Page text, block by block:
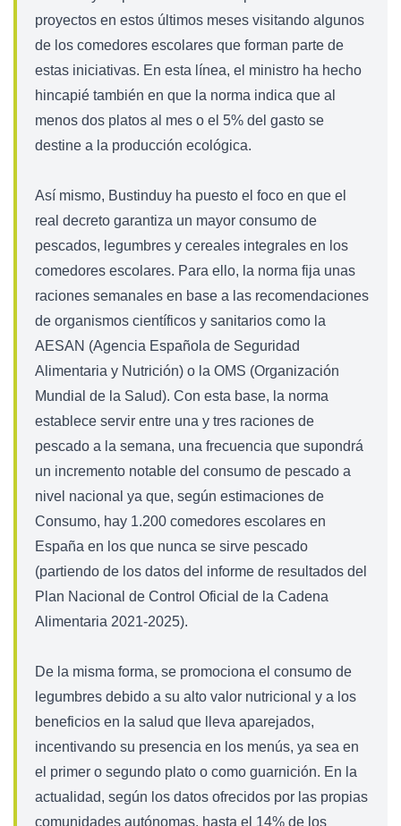
proyectos en estos últimos meses visitando algunos
de los comedores escolares que forman parte de
estas iniciativas. En esta línea, el ministro ha hecho
hincapié también en que la norma indica que al
menos dos platos al mes o el 5% del gasto se
destine a la producción ecológica.
Así mismo, Bustinduy ha puesto el foco en que el
real decreto garantiza un mayor consumo de
pescados, legumbres y cereales integrales en los
comedores escolares. Para ello, la norma fija unas
raciones semanales en base a las recomendaciones
de organismos científicos y sanitarios como la
AESAN (Agencia Española de Seguridad
Alimentaria y Nutrición) o la OMS (Organización
Mundial de la Salud). Con esta base, la norma
establece servir entre una y tres raciones de
pescado a la semana, una frecuencia que supondrá
un incremento notable del consumo de pescado a
nivel nacional ya que, según estimaciones de
Consumo, hay 1.200 comedores escolares en
España en los que nunca se sirve pescado
(partiendo de los datos del informe de resultados del
Plan Nacional de Control Oficial de la Cadena
Alimentaria 2021-2025).
De la misma forma, se promociona el consumo de
legumbres debido a su alto valor nutricional y a los
beneficios en la salud que lleva aparejados,
incentivando su presencia en los menús, ya sea en
el primer o segundo plato o como guarnición. En la
actualidad, según los datos ofrecidos por las propias
comunidades autónomas, hasta el 14% de los